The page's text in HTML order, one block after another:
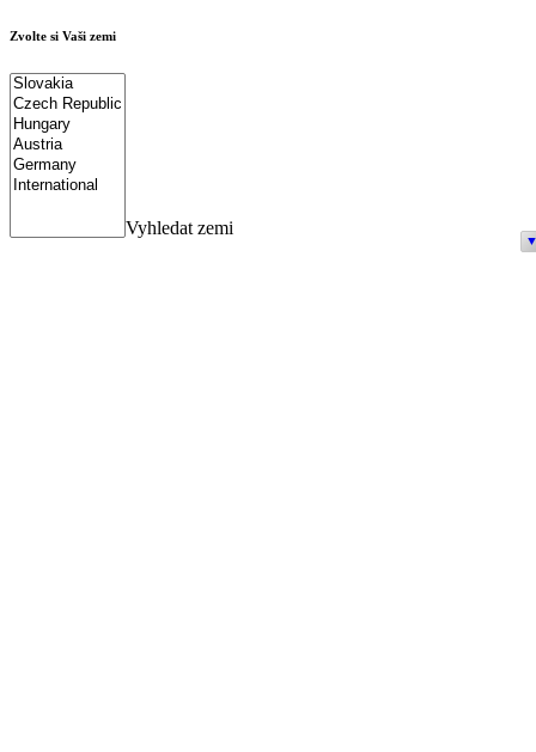
Zvolte si Vaši zemi
Vyhledat zemi